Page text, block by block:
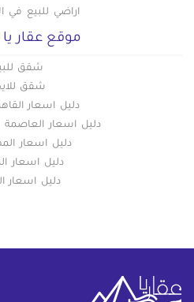
اراضي للبيع في
موقع عقار
شقق
شقق
دليل اسعار
دليل اسعار العاصمة
دليل اسعار
دليل اسعار
دليل اسعار